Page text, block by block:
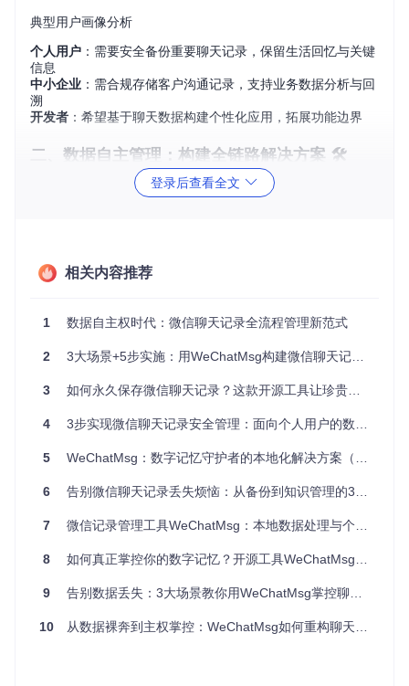
典型用户画像分析
个人用户 ：需要安全备份重要聊天记录，保留生活回忆与关键
信息
中小企业 ：需合规存储客户沟通记录，支持业务数据分析与回
溯
开发者 ：希望基于聊天数据构建个性化应用，拓展功能边界
二、数据自主管理：构建全链路解决方案 🛠️
1. 数据采集：建立安全访问通道
授权访问加密数据库文件
选条件，确保数据准确性与可用性。核心技术采用本地计算模
式，所有处理均在用户设备完成，杜绝数据外泄风险。
3. 数据输出：提供多样化格式选择
功能入口：主菜单→导出设置→格式选择
完整样式保留：HTML格式（适合日常浏览）
文档存档需求：Word格式（可编辑排版）
模式分析报告，帮助用户发现数据背后的行为特征与沟通规
登录后查看全文
相关内容推荐
1 数据自主权时代：微信聊天记录全流程管理新范式
2 3大场景+5步实施：用WeChatMsg构建微信聊天记录的数字资产管理系统
3 如何永久保存微信聊天记录？这款开源工具让珍贵对话不再丢失
4 3步实现微信聊天记录安全管理：面向个人用户的数据备份与分析指南
5 WeChatMsg：数字记忆守护者的本地化解决方案（99%数据留存率）
6 告别微信聊天记录丢失烦恼：从备份到知识管理的3个维度解决方案
7 微信记录管理工具WeChatMsg：本地数据处理与个性化管理完全指南
8 如何真正掌控你的数字记忆？开源工具WeChatMsg的全方位数据管理方案
9 告别数据丢失：3大场景教你用WeChatMsg掌控聊天记录
10 从数据裸奔到主权掌控：WeChatMsg如何重构聊天记录管理